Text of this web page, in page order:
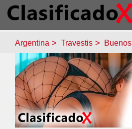
Argentina Travestis